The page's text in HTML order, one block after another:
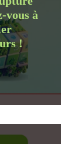
vous à
!